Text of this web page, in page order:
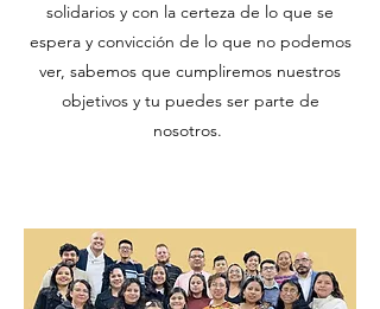
solidarios y con la certeza de lo que se
espera y convicción de lo que no podemos
ver, sabemos que cumpliremos nuestros
objetivos y tu puedes ser parte de
nosotros.